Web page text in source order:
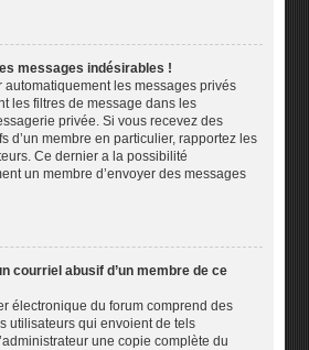
messages indésirables !
automatiquement les messages privés
les filtres de message dans les
privée. Si vous recevez des
d’un membre en particulier, rapportez les
Ce dernier a la possibilité
un membre d’envoyer des messages
courriel abusif d’un membre de ce
électronique du forum comprend des
utilisateurs qui envoient de tels
une copie complète du